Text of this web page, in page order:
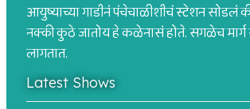
आयुष्याच्या गाडीनं पंचेचाळीशीचं स्टेशन
नक्की कुठे जातोय हे कळेनासं होते. सगळेच मार्ग
लागतात.
Latest Shows